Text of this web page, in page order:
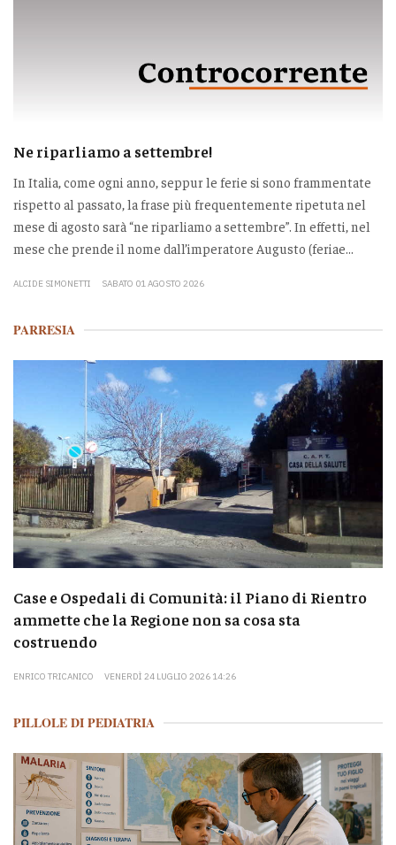
Ne riparliamo a settembre!
In Italia, come ogni anno, seppur le ferie si sono frammentate
rispetto al passato, la frase più frequentemente ripetuta nel
mese di agosto sarà “ne riparliamo a settembre”. In effetti, nel
mese che prende il nome dall’imperatore Augusto (feriae...
ALCIDE SIMONETTI SABATO 01 AGOSTO 2026
PARRESIA
Case e Ospedali di Comunità: il Piano di Rientro
ammette che la Regione non sa cosa sta
costruendo
ENRICO TRICANICO VENERDÌ 24 LUGLIO 2026 14:26
PILLOLE DI PEDIATRIA